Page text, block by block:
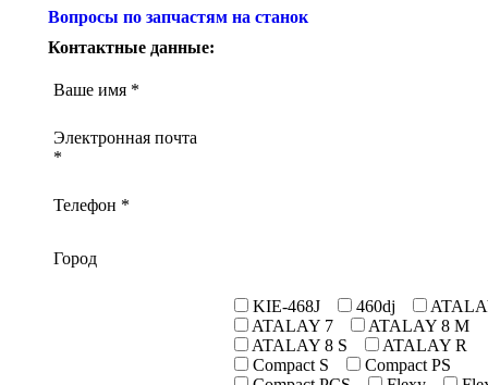
Вопросы по запчастям на станок
Контактные данные:
Ваше имя *
Электронная почта
*
Телефон *
Город
KIE-468J 460dj
ATALAY 7
ATALAY 8 M
ATALAY 8 S
ATALAY R
Compact S
Compact PS